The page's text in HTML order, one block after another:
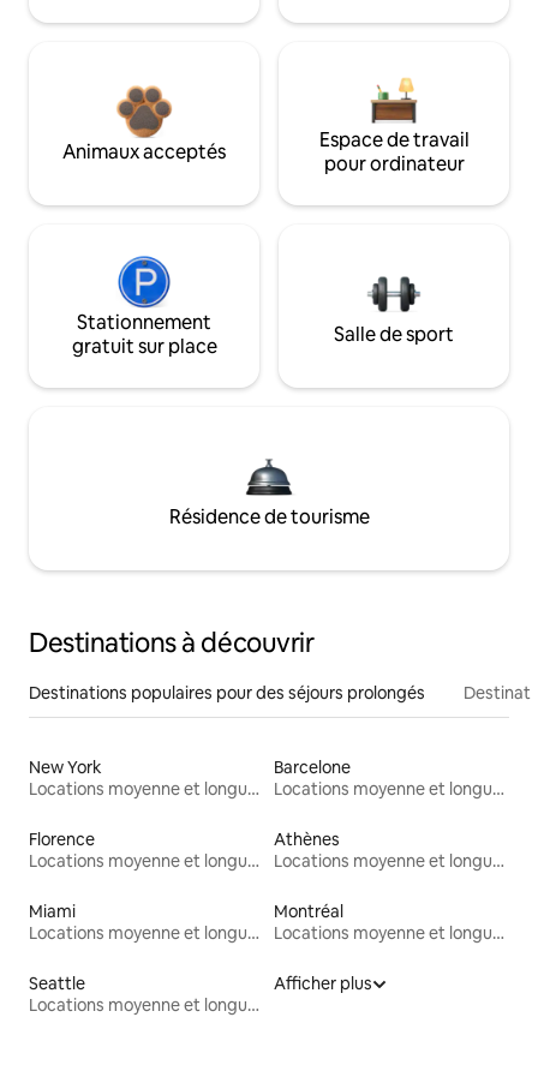
Animaux acceptés
Espace de travail
pour ordinateur
Stationnement
gratuit sur place
Salle de sport
Résidence de tourisme
Destinations à découvrir
Destinations populaires pour des séjours prolongés
New York
Locations moyenne et longue durée
Barcelone
Locations moyenne et longue durée
Florence
Locations moyenne et longue durée
Athènes
Locations moyenne et longue durée
Miami
Locations moyenne et longue durée
Montréal
Locations moyenne et longue durée
Seattle
Locations moyenne et longue durée
Afficher plus